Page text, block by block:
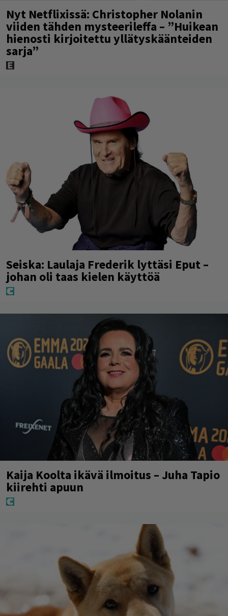
Nyt Netflixissä: Christopher Nolanin
viiden tähden mysteerileffa – ”Huikean
hienosti kirjoitettu yllätyskäänteiden
sarja”
Seiska: Laulaja Frederik lyttäsi Eput –
johan oli taas kielen käyttöä
Kaija Koolta ikävä ilmoitus – Juha Tapio
kiirehti apuun